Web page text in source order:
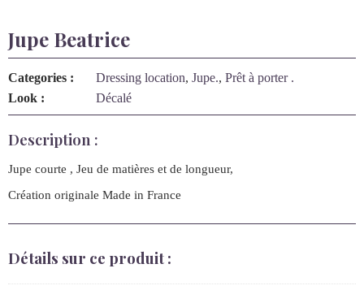
Jupe Beatrice
Categories : Dressing location, Jupe., Prêt à porter .
Look :
Décalé
Description :
Jupe courte , Jeu de matières et de longueur,
Création originale Made in France
Détails sur ce produit :